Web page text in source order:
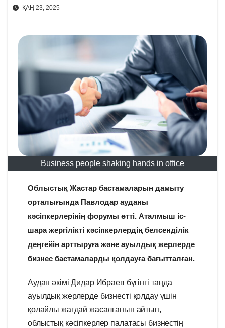
ҚАҢ 23, 2025
Business people shaking hands in office
Облыстық Жастар бастамаларын дамыту
орталығында Павлодар ауданы
кәсіпкерлерінің форумы өтті. Аталмыш іс-
шара жергілікті кәсіпкерлердің белсенділік
деңгейін арттыруға және ауылдық жерлерде
бизнес бастамаларды қолдауға бағытталған.
Аудан әкімі Дидар Ибраев бүгінгі таңда
ауылдық жерлерде бизнесті қолдау үшін
қолайлы жағдай жасалғанын айтып,
облыстық кәсіпкерлер палатасы бизнестің